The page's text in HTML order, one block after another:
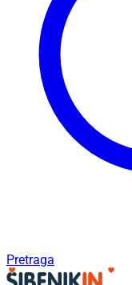
Pretraga